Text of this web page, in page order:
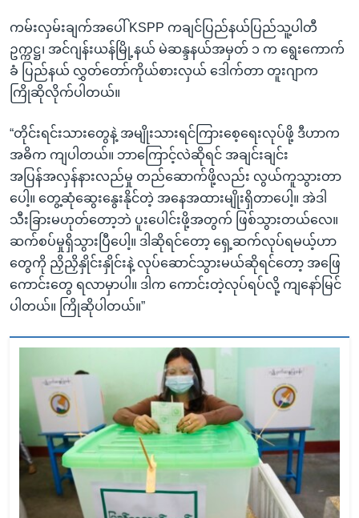
ကမ်းလှမ်းချက်အပေါ် KSPP ကချင်ပြည်နယ်ပြည်သူ့ပါတီ
ဥက္ကဋ္ဌ၊ အင်ဂျန်းယန်မြို့နယ် မဲဆန္ဒနယ်အမှတ် ၁ က ရွေးကောက်
ခံ ပြည်နယ် လွှတ်တော်ကိုယ်စားလှယ် ဒေါက်တာ တူးဂျာက
ကြိုဆိုလိုက်ပါတယ်။
“တိုင်းရင်းသားတွေနဲ့ အမျိုးသားရင်ကြားစေ့ရေးလုပ်ဖို့ ဒီဟာက
အဓိက ကျပါတယ်။ ဘာကြောင့်လဲဆိုရင် အချင်းချင်း
အပြန်အလှန်နားလည်မှု တည်ဆောက်ဖို့လည်း လွယ်ကူသွားတာ
ပေါ့။ တွေ့ဆုံဆွေးနွေးနိုင်တဲ့ အနေအထားမျိုးရှိတာပေါ့။ အဲဒါ
သီးခြားမဟုတ်တော့ဘဲ ပူးပေါင်းဖို့အတွက် ဖြစ်သွားတယ်လေ။
ဆက်စပ်မှုရှိသွားပြီပေါ့။ ဒါဆိုရင်တော့ ရှေ့ဆက်လုပ်ရမယ့်ဟာ
တွေကို ညှိညှိနှိုင်းနှိုင်းနဲ့ လုပ်ဆောင်သွားမယ်ဆိုရင်တော့ အဖြေ
ကောင်းတွေ ရလာမှာပါ။ ဒါက ကောင်းတဲ့လုပ်ရပ်လို့ ကျနော်မြင်
ပါတယ်။ ကြိုဆိုပါတယ်။”